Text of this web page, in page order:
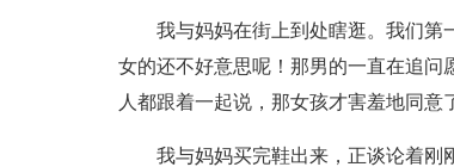
我与妈妈在街上到处瞎逛。我们第
女的还不好意思呢！那男的一直在追问
人都跟着一起说，那女孩才害羞地同意
我与妈妈买完鞋出来，正谈论着刚